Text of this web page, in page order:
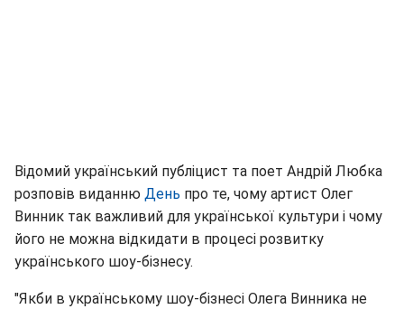
Відомий український публіцист та поет Андрій Любка
розповів виданню День про те, чому артист Олег
Винник так важливий для української культури і чому
його не можна відкидати в процесі розвитку
українського шоу-бізнесу.
"Якби в українському шоу-бізнесі Олега Винника не